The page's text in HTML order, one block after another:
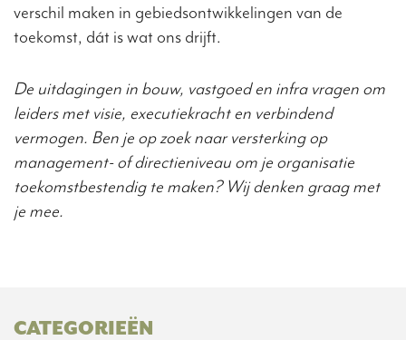
verschil maken in gebiedsontwikkelingen van de
toekomst, dát is wat ons drijft.
De uitdagingen in bouw, vastgoed en infra vragen om
leiders met visie, executiekracht en verbindend
vermogen. Ben je op zoek naar versterking op
management- of directieniveau om je organisatie
toekomstbestendig te maken? Wij denken graag met
je mee.
CATEGORIEËN